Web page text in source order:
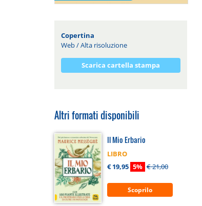
Copertina
Web/Alta risoluzione
Scarica cartella stampa
Altri formati disponibili
Il Mio Erbario
LIBRO
€ 19,95 5% € 21,00
Scoprilo